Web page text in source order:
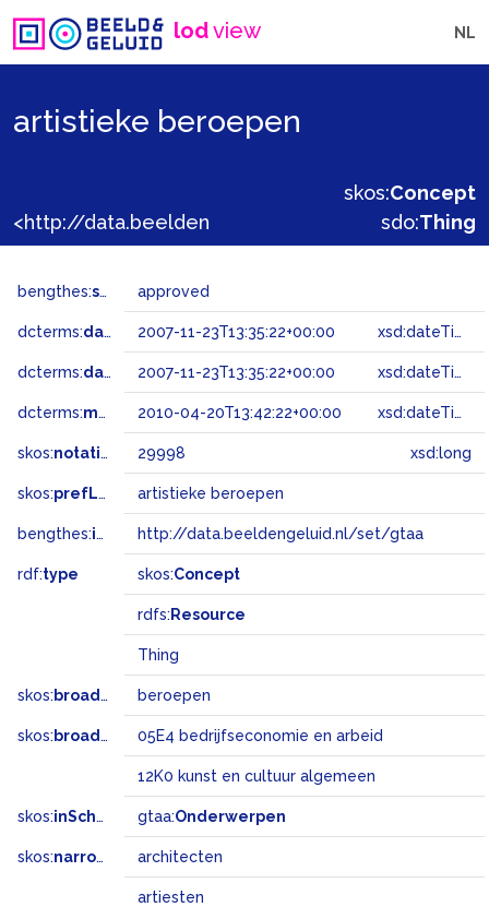
lodview NL
artistieke beroepen
skos:Concept
sdo:Thing
bengthes:status approved
dcterms:dateAccepted 2007-11-23T13:35:22+00:00 xsd:dateTime
dcterms:dateSubmitted 2007-11-23T13:35:22+00:00 xsd:dateTime
dcterms:modified 2010-04-20T13:42:22+00:00 xsd:dateTime
skos:notation 29998 xsd:long
skos:prefLabel artistieke beroepen
bengthes:inSet http://data.beeldengeluid.nl/set/gtaa
rdf:type skos:Concept
rdfs: Resource
Thing
skos: broader beroepen
skos: broadMatch 05E4 bedrijfseconomie en arbeid
12K0 kunst en cultuur algemeen
skos:inScheme gtaa:Onderwerpen
skos:narrower architecten
artiesten